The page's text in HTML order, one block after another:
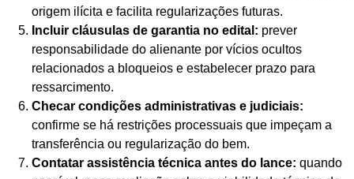
origem ilícita e facilita regularizações futuras.
Incluir cláusulas de garantia no edital: prever
responsabilidade do alienante por vícios ocultos
relacionados a bloqueios e estabelecer prazo para
ressarcimento.
Checar condições administrativas e judiciais:
confirme se há restrições processuais que impeçam a
transferência ou regularização do bem.
Contatar assistência técnica antes do lance: quando